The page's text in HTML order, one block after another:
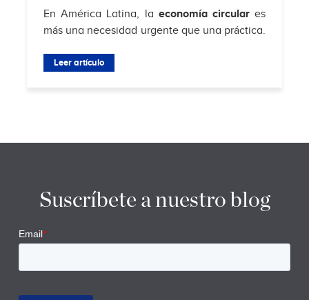
En América Latina, la economía circulares
más una necesidad urgente que una práctica.
Residuos Sólidos Municipales
Leer artículo
Suscríbete a nuestro blog